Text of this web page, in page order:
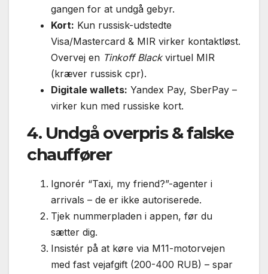
gangen for at undgå gebyr.
Kort: Kun russisk-udstedte
Visa/Mastercard & MIR virker kontaktløst.
Overvej en Tinkoff Blackvirtuel MIR
(kræver russisk cpr).
Digitale wallets: Yandex Pay, SberPay –
virker kun med russiske kort.
4. Undgå overpris & falske
chauffører
Ignorér “Taxi, my friend?”-agenter i
arrivals – de er ikke autoriserede.
Tjek nummerpladen i appen, før du
sætter dig.
Insistér på at køre via M11-motorvejen
med fast vejafgift (200-400 RUB) – spar